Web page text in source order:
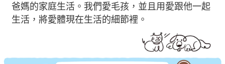
爸媽的家庭生活。我們愛毛孩，並且用愛跟他一起
生活，將愛體現在生活的細節裡。